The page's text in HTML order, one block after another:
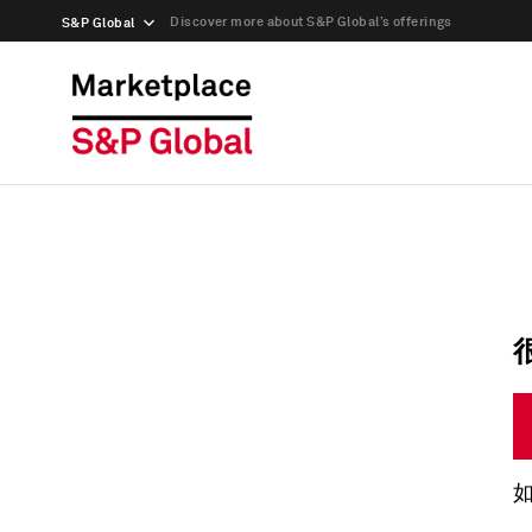
S&P Global Discover more about S&P Global’s offerings